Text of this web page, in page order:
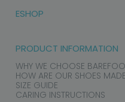
ESHOP
PRODUCT INFORMATION
WHY WE CHOOSE
HOW ARE OUR SHOES
SIZE GUIDE
CARING INSTRUCTIONS